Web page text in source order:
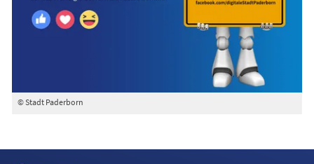
© Stadt Paderborn